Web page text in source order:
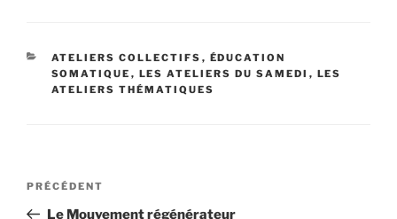
CATÉGORIES
ATELIERS COLLECTIFS , ÉDUCATION
SOMATIQUE , LES ATELIERS DU SAMEDI , LES
ATELIERS THÉMATIQUES
Navigation
Article
précédent
PRÉCÉDENT
Le Mouvement régénérateur